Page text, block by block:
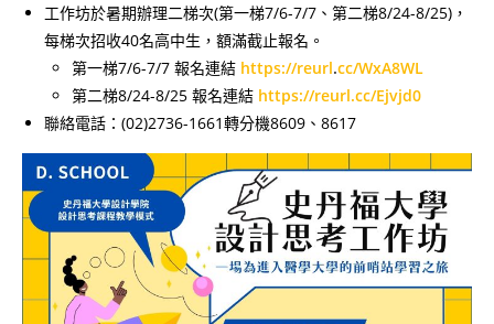
工作坊於暑期辦理二梯次(第一梯7/6-7/7、第二梯8/24-8/25)，
每梯次招收40名高中生，額滿截止報名。
第一梯7/6-7/7 報名連結 https://reurl.cc/WxA8WL
第二梯8/24-8/25 報名連結 https://reurl.cc/Ejvjd0
聯絡電話：(02)2736-1661轉分機8609、8617